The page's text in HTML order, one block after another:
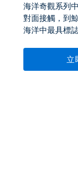
海洋奇觀系列
對面接觸，到
海洋中最具標
立